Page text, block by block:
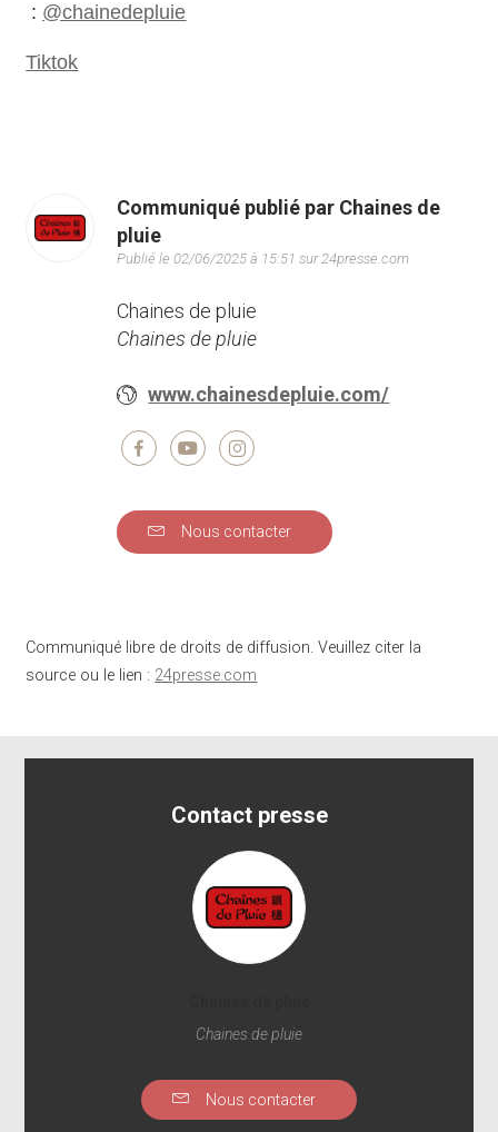
: @chainedepluie
Tiktok
Communiqué publié par Chaines de
pluie
Publié le 02/06/2025 à 15:51 sur 24presse.com
Chaines de pluie
Chaines de pluie
www.chainesdepluie.com/
Nous contacter
Communiqué libre de droits de diffusion. Veuillez citer la
source ou le lien : 24presse.com
Contact presse
Chaines de pluie
Nous contacter